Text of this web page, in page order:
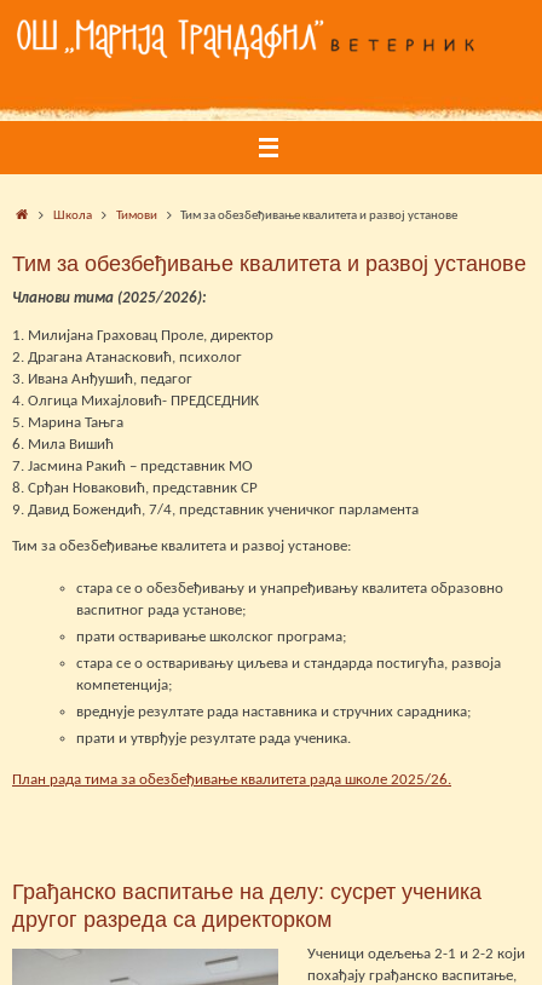
content
HomeШкола Тимови Тим за обезбеђивање квалитета и развој установе
Тим за обезбеђивање квалитета и развој установе
Чланови тима (2025/2026):
1. Милијана Граховац Проле, директор
2. Драгана Атанасковић, психолог
3. Ивана Анђушић, педагог
4. Олгица Михајловић- ПРЕДСЕДНИК
5. Марина Тањга
6. Мила Вишић
7. Јасмина Ракић – представник МО
8. Срђан Новаковић, представник СР
9. Давид Божендић, 7/4, представник ученичког парламента
Тим за обезбеђивање квалитета и развој установе:
стара се о обезбеђивању и унапређивању квалитета образовно
васпитног рада установе;
прати остваривање школског програма;
стара се о остваривању циљева и стандарда постигућа, развоја
компетенција;
вреднује резултате рада наставника и стручних сарадника;
прати и утврђује резултате рада ученика.
План рада тима за обезбеђивање квалитета рада школе 2025/26.
Грађанско васпитање на делу: сусрет ученика
другог разреда са директорком
Ученици одељења 2-1 и 2-2 који
похађају грађанско васпитање,